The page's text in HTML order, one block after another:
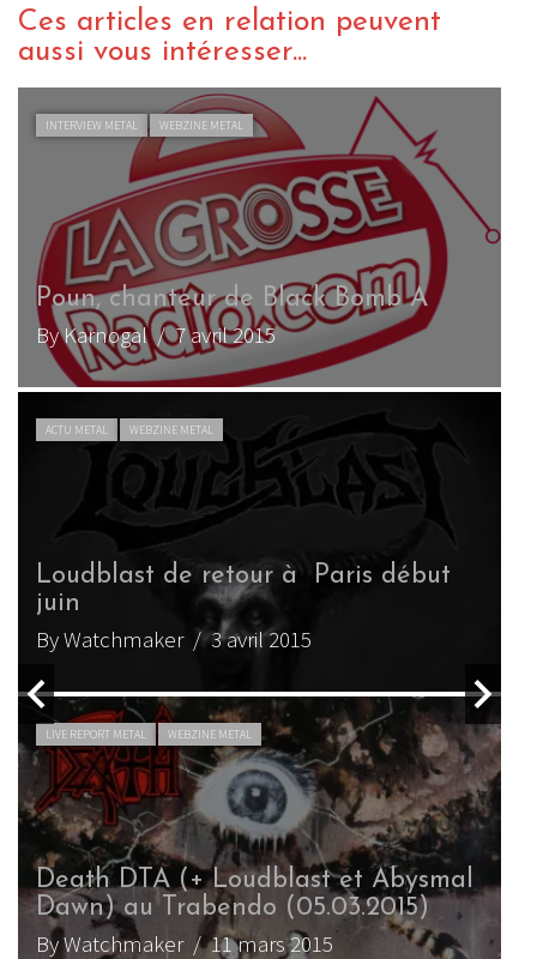
Ces articles en relation peuvent
aussi vous intéresser...
INTERVIEW METAL WEBZINE METAL
Poun, chanteur de Black Bomb A
By Karnogal/ 7 avril 2015
ACTU METAL WEBZINE METAL
Loudblast de retour à Paris début
juin
By Watchmaker/ 3 avril 2015
LIVE REPORT METAL WEBZINE METAL
Death DTA (+ Loudblast et Abysmal
Dawn) au Trabendo (05.03.2015)
By Watchmaker/ 11 mars 2015